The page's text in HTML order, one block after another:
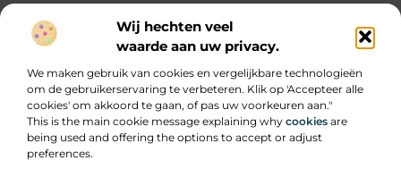
Wij hechten veel
waarde aan uw privacy.
We maken gebruik van cookies en vergelijkbare technologieën
om de gebruikerservaring te verbeteren. Klik op 'Accepteer alle
cookies' om akkoord te gaan, of pas uw voorkeuren aan."
This is the main cookie message explaining why cookies are
being used and offering the options to accept or adjust
preferences.
Bericht categorie
Onze informatie